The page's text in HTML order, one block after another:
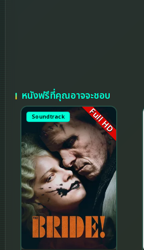
หนังฟรีที่คุณอาจจะชอบ
Soundtrack Full HD